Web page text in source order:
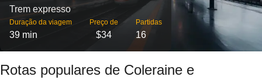
Trem expresso
Duração da viagem
39 min
Preço de
$34
Partidas
16
Rotas populares de Coleraine e